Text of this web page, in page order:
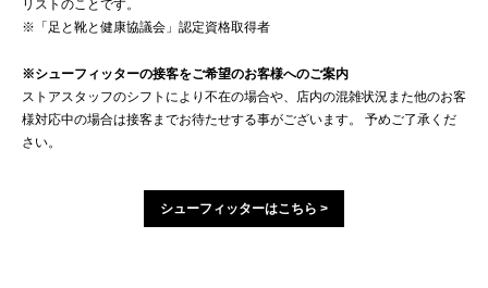
リストのことです。
※「足と靴と健康協議会」認定資格取得者
※シューフィッターの接客をご希望のお客様へのご案内
ストアスタッフのシフトにより不在の場合や、店内の混雑状況また他のお客
様対応中の場合は接客までお待たせする事がございます。 予めご了承くだ
さい。
シューフィッターはこちら >